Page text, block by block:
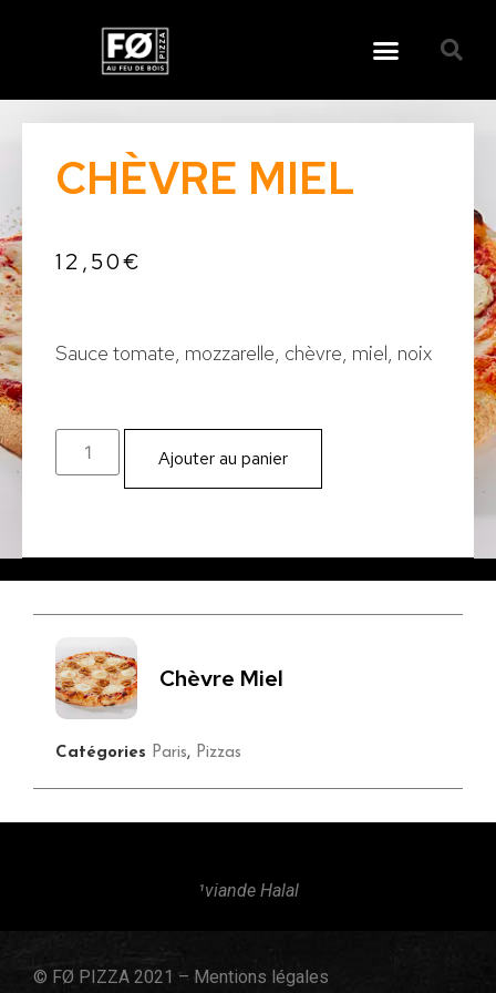
CHÈVRE MIEL
12,50€
Sauce tomate, mozzarelle, chèvre, miel, noix
Ajouter au panier
Chèvre Miel
Catégories Paris, Pizzas
¹viande Halal
© FØ PIZZA 2021 – Mentions légales